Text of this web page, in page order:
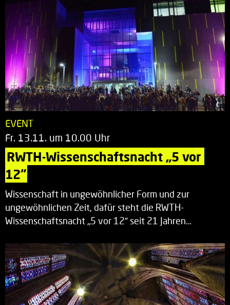
EVENT
Fr. 13.11. um 10.00 Uhr
RWTH-Wissenschaftsnacht „5 vor
12“
Wissenschaft in ungewöhnlicher Form und zur
ungewöhnlichen Zeit, dafür steht die RWTH-
Wissenschaftsnacht „5 vor 12“ seit 21 Jahren…